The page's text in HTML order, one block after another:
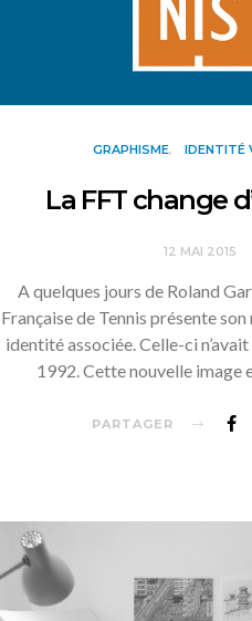
GRAPHISME IDENTITÉ
La FFT change
12 MAI 2015
A quelques jours de Roland
Française de Tennis présente
identité associée. Celle-ci
1992. Cette nouvelle image
PARTAGER